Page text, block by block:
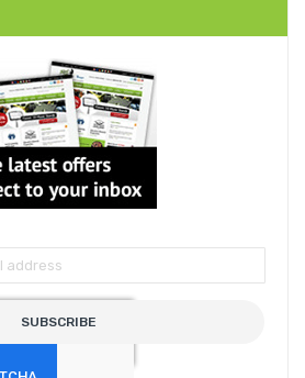
SUBSCRIBE